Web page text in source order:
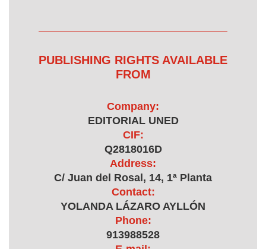
PUBLISHING RIGHTS AVAILABLE
FROM
Company:
EDITORIAL UNED
CIF:
Q2818016D
Address:
C/ Juan del Rosal, 14, 1ª Planta
Contact:
YOLANDA LÁZARO AYLLÓN
Phone:
913988528